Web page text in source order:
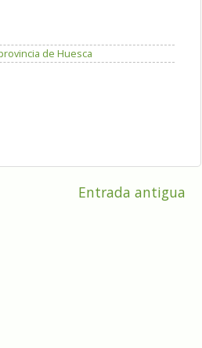
de Huesca
Entrada antigua